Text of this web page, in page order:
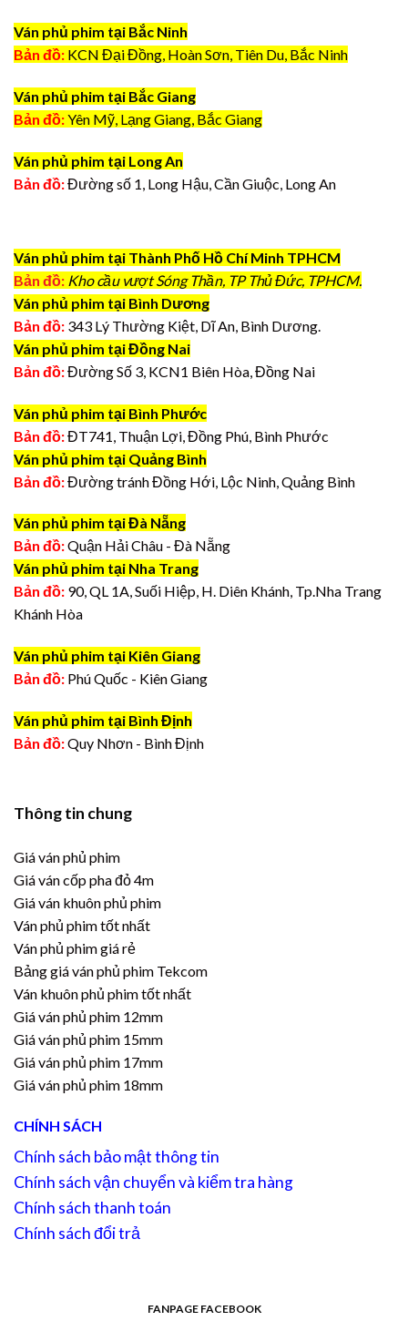
Ván phủ phim tại Bắc Ninh
Bản đồ: KCN Đại Đồng, Hoàn Sơn, Tiên Du, Bắc Ninh
Ván phủ phim tại Bắc Giang
Bản đồ:Yên Mỹ, Lạng Giang, Bắc Giang
Ván phủ phim tại Long An
Bản đồ:Đường số 1, Long Hậu, Cần Giuộc, Long An
Ván phủ phim tại Thành Phố Hồ Chí Minh TPHCM
Bản đồ: Kho cầu vượt Sóng Thần, TP Thủ Đức, TPHCM.
Ván phủ phim tại Bình Dương
Bản đồ: 343 Lý Thường Kiệt, Dĩ An, Bình Dương.
Ván phủ phim tại Đồng Nai
Bản đồ:Đường Số 3, KCN1 Biên Hòa, Đồng Nai
Ván phủ phim tại Bình Phước
Bản đồ:ĐT741, Thuận Lợi, Đồng Phú, Bình Phước
Ván phủ phim tại Quảng Bình
Bản đồ:Đường tránh Đồng Hới, Lộc Ninh, Quảng Bình
Ván phủ phim tại Đà Nẵng
Bản đồ:Quận Hải Châu - Đà Nẵng
Ván phủ phim tại Nha Trang
Bản đồ: 90, QL 1A, Suối Hiệp, H. Diên Khánh, Tp.Nha Trang
Khánh Hòa
Ván phủ phim tại Kiên Giang
Bản đồ: Phú Quốc - Kiên Giang
Ván phủ phim tại Bình Định
Bản đồ:Quy Nhơn - Bình Định
Thông tin chung
Giá ván phủ phim
Giá ván cốp pha đỏ 4m
Giá ván khuôn phủ phim
Ván phủ phim tốt nhất
Ván phủ phim giá rẻ
Bảng giá ván phủ phim Tekcom
Ván khuôn phủ phim tốt nhất
Giá ván phủ phim 12mm
Giá ván phủ phim 15mm
Giá ván phủ phim 17mm
Giá ván phủ phim 18mm
CHÍNH SÁCH
Chính sách bảo mật thông tin
Chính sách vận chuyển và kiểm tra hàng
Chính sách thanh toán
Chính sách đổi trả
FANPAGE FACEBOOK